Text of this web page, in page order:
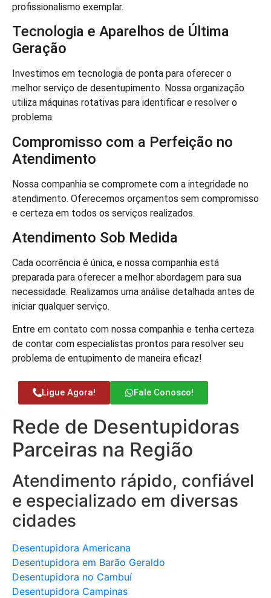
profissionalismo exemplar.
Tecnologia e Aparelhos de Última
Geração
Investimos em tecnologia de ponta para oferecer o
melhor serviço de desentupimento. Nossa organização
utiliza máquinas rotativas para identificar e resolver o
problema.
Compromisso com a Perfeição no
Atendimento
Nossa companhia se compromete com a integridade no
atendimento. Oferecemos orçamentos sem compromisso
e certeza em todos os serviços realizados.
Atendimento Sob Medida
Cada ocorrência é única, e nossa companhia está
preparada para oferecer a melhor abordagem para sua
necessidade. Realizamos uma análise detalhada antes de
iniciar qualquer serviço.
Entre em contato com nossa companhia e tenha certeza
de contar com especialistas prontos para resolver seu
problema de entupimento de maneira eficaz!
Ligue Agora! Fale Conosco!
Rede de Desentupidoras
Parceiras na Região
Atendimento rápido, confiável
e especializado em diversas
cidades
Desentupidora Americana
Desentupidora em Barão Geraldo
Desentupidora no Cambuí
Desentupidora Campinas